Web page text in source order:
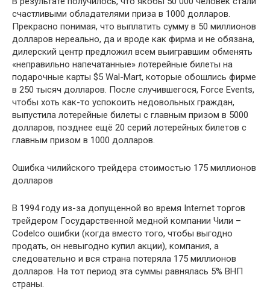
счастливыми обладателями приза в 1000 долларов.
Прекрасно понимая, что выплатить сумму в 50 миллионов
долларов нереально, да и вроде как фирма и не обязана,
дилерский центр предложил всем выигравшим обменять
«неправильно напечатанные» лотерейные билеты на
подарочные карты $5 Wal-Mart, которые обошлись фирме
в 250 тысяч долларов. После случившегося, Force Events,
чтобы хоть как-то успокоить недовольных граждан,
выпустила лотерейные билеты с главным призом в 5000
долларов, позднее ещё 20 серий лотерейных билетов с
главным призом в 1000 долларов.
Ошибка чилийского трейдера стоимостью 175 миллионов
долларов
В 1994 году из-за допущенной во время Internet торгов
трейдером Государственной медной компании Чили –
Codelco ошибки (когда вместо того, чтобы выгодно
продать, он невыгодно купил акции), компания, а
следовательно и вся страна потеряла 175 миллионов
долларов. На тот период эта суммы равнялась 5% ВНП
страны.